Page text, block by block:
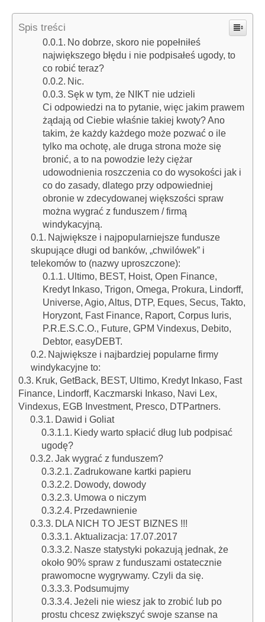
Spis treści
No dobrze, skoro nie popełniłeś
największego błędu i nie podpisałeś ugody, to
co robić teraz?
Nic.
Sęk w tym, że NIKT nie udzieli
Ci odpowiedzi na to pytanie, więc jakim prawem
żądają od Ciebie właśnie takiej kwoty? Ano
takim, że każdy każdego może pozwać o ile
tylko ma ochotę, ale druga strona może się
bronić, a to na powodzie leży ciężar
udowodnienia roszczenia co do wysokości jak i
co do zasady, dlatego przy odpowiedniej
obronie w zdecydowanej większości spraw
można wygrać z funduszem / firmą
windykacyjną.
Największe i najpopularniejsze fundusze
skupujące długi od banków, „chwilówek” i
telekomów to (nazwy uproszczone):
Ultimo, BEST, Hoist, Open Finance,
Kredyt Inkaso, Trigon, Omega, Prokura, Lindorff,
Universe, Agio, Altus, DTP, Eques, Secus, Takto,
Horyzont, Fast Finance, Raport, Corpus Iuris,
P.R.E.S.C.O., Future, GPM Vindexus, Debito,
Debtor, easyDEBT.
Największe i najbardziej popularne firmy
windykacyjne to:
Kruk, GetBack, BEST, Ultimo, Kredyt Inkaso, Fast
Finance, Lindorff, Kaczmarski Inkaso, Navi Lex,
Vindexus, EGB Investment, Presco, DTPartners.
Dawid i Goliat
Kiedy warto spłacić dług lub podpisać
ugodę?
Jak wygrać z funduszem?
Zadrukowane kartki papieru
Dowody, dowody
Umowa o niczym
Przedawnienie
DLA NICH TO JEST BIZNES !!!
Aktualizacja: 17.07.2017
Nasze statystyki pokazują jednak, że
około 90% spraw z funduszami ostatecznie
prawomocne wygrywamy. Czyli da się.
Podsumujmy
Jeżeli nie wiesz jak to zrobić lub po
prostu chcesz zwiększyć swoje szanse na